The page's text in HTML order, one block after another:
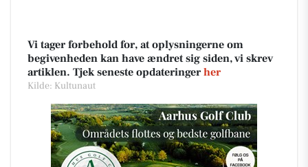
Vi tager forbehold for, at oplysningerne om
begivenheden kan have ændret sig siden, vi skrev
artiklen. Tjek seneste opdateringer her
Kilde: Kultunaut